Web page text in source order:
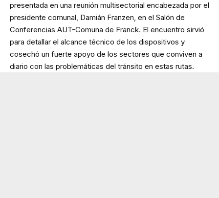
presentada en una reunión multisectorial encabezada por el
presidente comunal, Damián Franzen, en el Salón de
Conferencias AUT-Comuna de Franck. El encuentro sirvió
para detallar el alcance técnico de los dispositivos y
cosechó un fuerte apoyo de los sectores que conviven a
diario con las problemáticas del tránsito en estas rutas.